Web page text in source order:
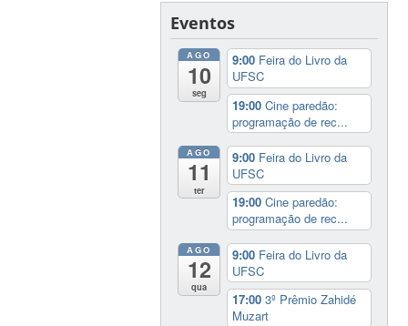
Eventos
AGO
10
seg
9:00 Feira do Livro da
UFSC
19:00Cine paredão:
programação de rec...
AGO
11
ter
9:00 Feira do Livro da
UFSC
19:00Cine paredão:
programação de rec...
AGO
12
qua
9:00 Feira do Livro da
UFSC
17:003º Prêmio Zahidé
Muzart